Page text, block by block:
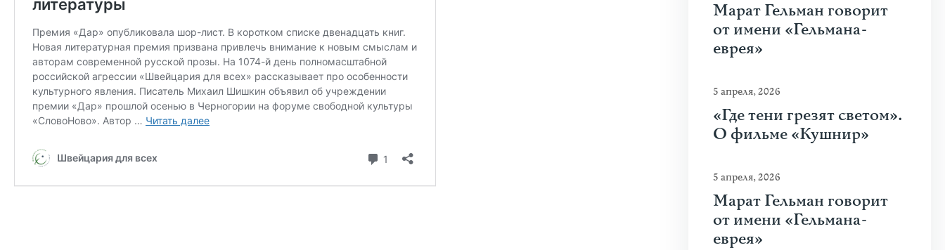
Марат Гельман говорит
от имени «Гельмана-
еврея»
5 апреля, 2026
«Где тени грезят светом».
О фильме «Кушнир»
5 апреля, 2026
Марат Гельман говорит
от имени «Гельмана-
еврея»